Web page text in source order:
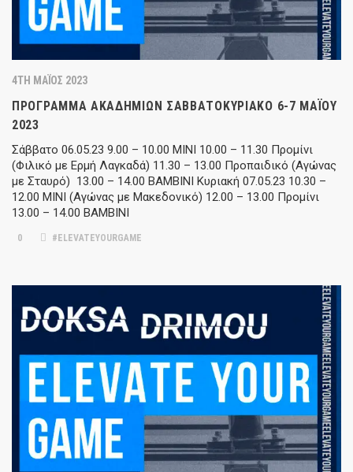
4TH ΜΆΙΟΣ 2023
ΠΡΌΓΡΑΜΜΑ ΑΚΑΔΗΜΙΏΝ ΣΑΒΒΑΤΟΚΎΡΙΑΚΟ 6-7 ΜΑΪ́ΟΥ
2023
Σάββατο 06.05.23 9.00 – 10.00 ΜΙΝΙ 10.00 – 11.30 Προμίνι
(Φιλικό με Ερμή Λαγκαδά) 11.30 – 13.00 Προπαιδικό (Αγώνας
με Σταυρό) 13.00 – 14.00 ΒΑΜΒΙΝΙ Κυριακή 07.05.23 10.30 –
12.00 ΜΙΝΙ (Αγώνας με Μακεδονικό) 12.00 – 13.00 Προμίνι
13.00 – 14.00 ΒΑΜΒΙΝΙ
0 #ELEVATEYOURGAME